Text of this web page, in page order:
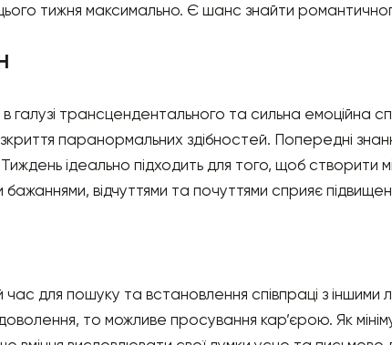
тижня максимально. Є шанс знайти
галузі трансцендентального та сильна емоційна
паранормальних здібностей. Попередні
ідеально підходить для того, щоб створити
бажаннями, відчуттями та почуттями сприяє
час для пошуку та встановлення співпраці з
то можливе просування кар’єрою. Як